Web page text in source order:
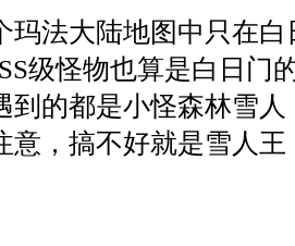
玛法大陆地图中只在
级怪物也算是白日门
到的都是小怪森林雪
意，搞不好就是雪人